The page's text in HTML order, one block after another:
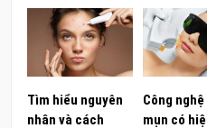
Tìm hiểu nguyên
nhân và cách
Công
mụn có